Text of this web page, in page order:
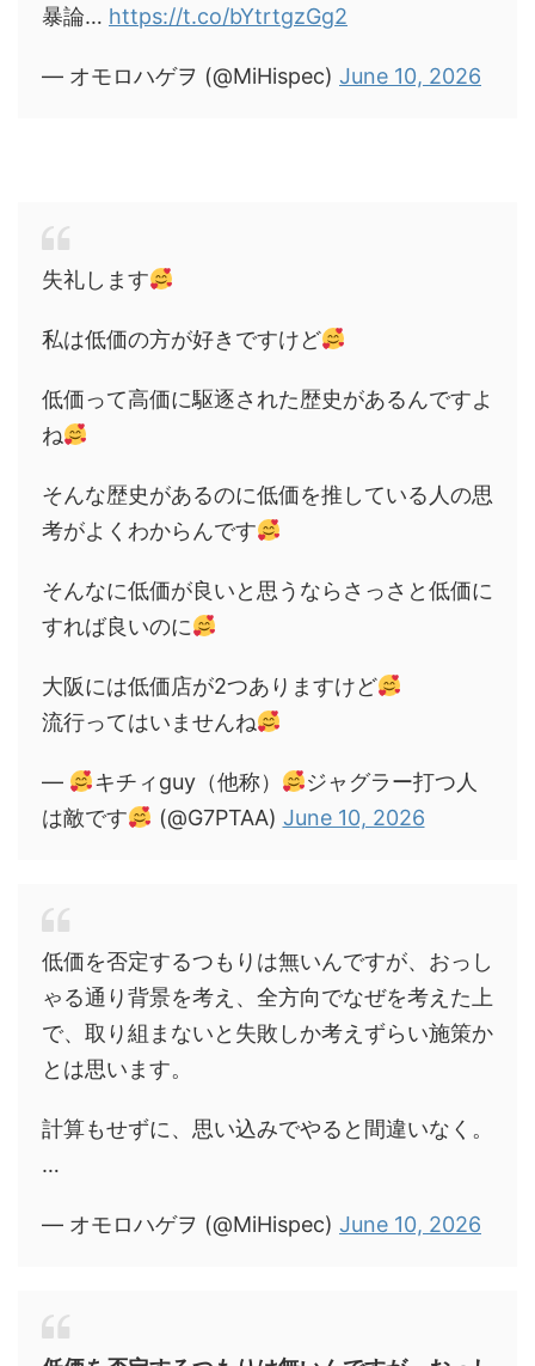
暴論… https://t.co/bYtrtgzGg2
— オモロハゲヲ (@MiHispec) June 10, 2026
失礼します
私は低価の方が好きですけど
低価って高価に駆逐された歴史があるんですよ
ね
そんな歴史があるのに低価を推している人の思
考がよくわからんです
そんなに低価が良いと思うならさっさと低価に
すれば良いのに
大阪には低価店が2つありますけど
流行ってはいませんね
— キチィguy（他称）
ジャグラー打つ人
は敵です
(@G7PTAA) June 10, 2026
低価を否定するつもりは無いんですが、おっし
ゃる通り背景を考え、全方向でなぜを考えた上
で、取り組まないと失敗しか考えずらい施策か
とは思います。
計算もせずに、思い込みでやると間違いなく。
…
— オモロハゲヲ (@MiHispec) June 10, 2026